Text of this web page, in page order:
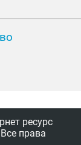
ресурс
Все права